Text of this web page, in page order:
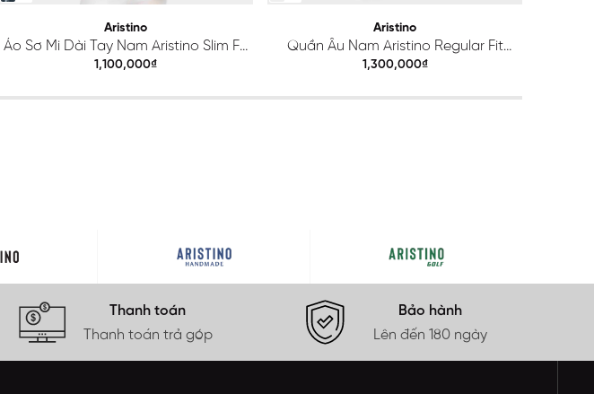
Aristino
Áo Sơ Mi Dài Tay Nam Aristino Slim Fit
ALS425S0H2
1,100,000₫
Aristino
Quần Âu Nam Aristino Regular Fit
ATR203S0H2
1,300,000₫
Thanh toán
Thanh toán trả góp
Bảo hành
Lên đến 180 ngày